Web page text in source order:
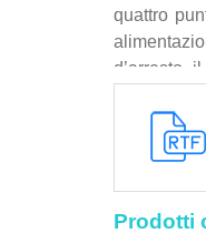
quattro
d’arresto,
macerie
discarica,
Prodotti